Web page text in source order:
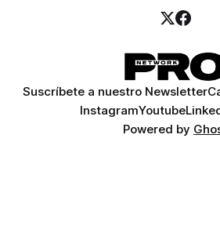
Suscríbete a nuestro Newsletter
InstagramYoutube
Powered by